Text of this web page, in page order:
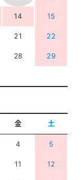
14 15
21 22
28 29
金 土
4 5
11 12